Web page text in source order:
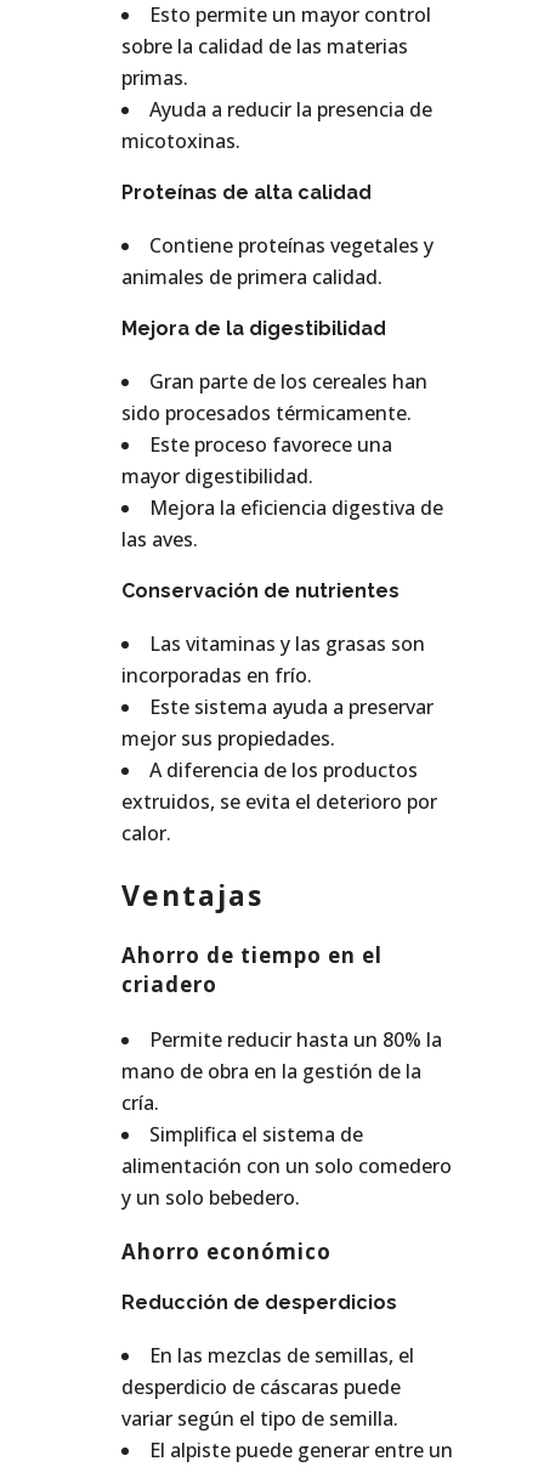
Esto permite un mayor control
sobre la calidad de las materias
primas.
Ayuda a reducir la presencia de
micotoxinas.
Proteínas de alta calidad
Contiene proteínas vegetales y
animales de primera calidad.
Mejora de la digestibilidad
Gran parte de los cereales han
sido procesados térmicamente.
Este proceso favorece una
mayor digestibilidad.
Mejora la eficiencia digestiva de
las aves.
Conservación de nutrientes
Las vitaminas y las grasas son
incorporadas en frío.
Este sistema ayuda a preservar
mejor sus propiedades.
A diferencia de los productos
extruidos, se evita el deterioro por
calor.
Ventajas
Ahorro de tiempo en el
criadero
Permite reducir hasta un 80% la
mano de obra en la gestión de la
cría.
Simplifica el sistema de
alimentación con un solo comedero
y un solo bebedero.
Ahorro económico
Reducción de desperdicios
En las mezclas de semillas, el
desperdicio de cáscaras puede
variar según el tipo de semilla.
El alpiste puede generar entre un